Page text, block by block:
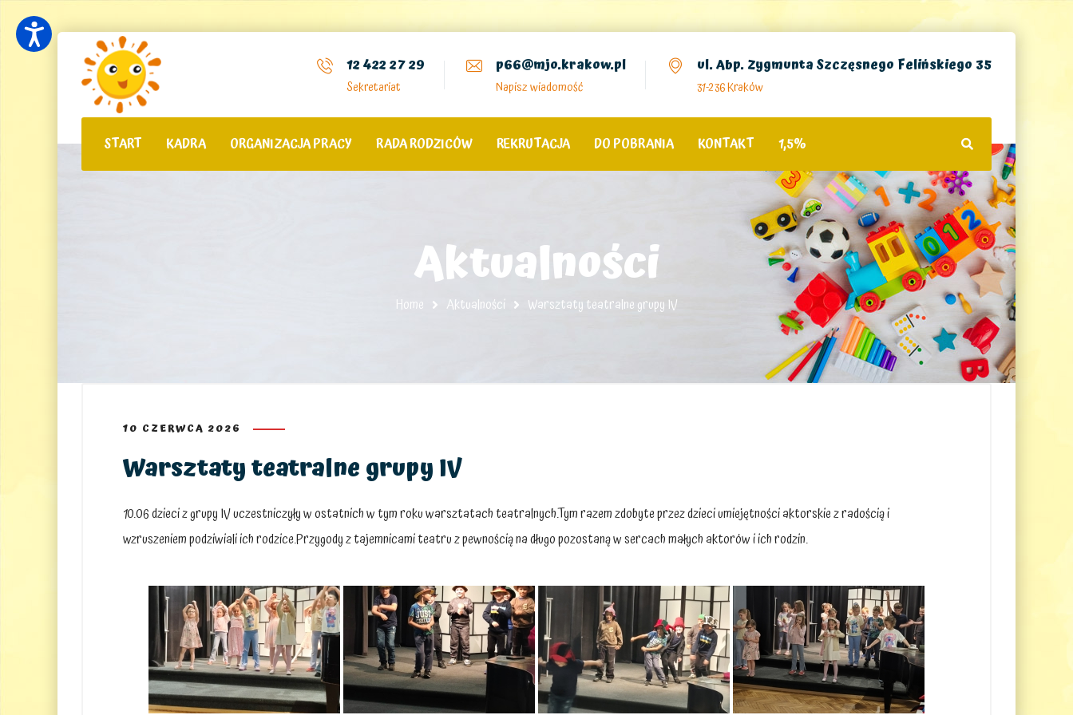
12 422 27 29
Sekretariat
p66@mjo.krakow.pl
Napisz wiadomość
ul. Abp. Zygmunta Szczęsnego Felińskiego 35
31-236 Kraków
START KADRA ORGANIZACJA PRACY RADA RODZICÓW REKRUTACJA DO POBRANIA KONTAKT 1,5%
Aktualności
Home Aktualności Warsztaty teatralne grupy IV
10 CZERWCA 2026
Warsztaty teatralne grupy IV
10.06 dzieci z grupy IV uczestniczyły w ostatnich w tym roku warsztatach teatralnych.Tym razem zdobyte przez dzieci umiejętności aktorskie z radością i
wzruszeniem podziwiali ich rodzice.Przygody z tajemnicami teatru z pewnością na długo pozostaną w sercach małych aktorów i ich rodzin.